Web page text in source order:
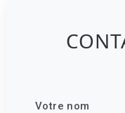
Votre nom